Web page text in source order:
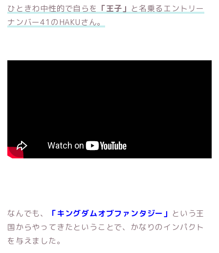
ひときわ中性的で自らを 「王子」 と名乗るエントリー
ナンバー41のHAKUさん。
なんでも、 「キングダムオブファンタジー」 という王
国からやってきたということで、かなりのインパクト
を与えました。